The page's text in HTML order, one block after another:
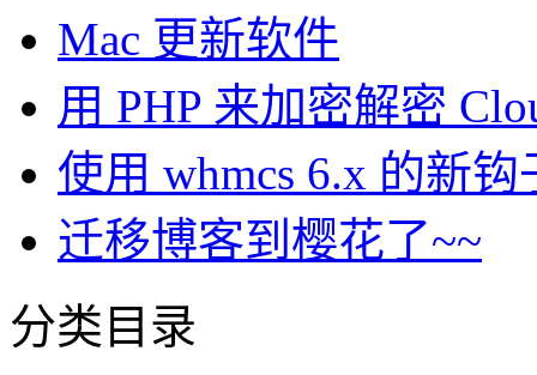
Mac 更新软件
用 PHP 来加密解密
使用 whmcs 6.x 的新
迁移博客到樱花了~~
分类目录